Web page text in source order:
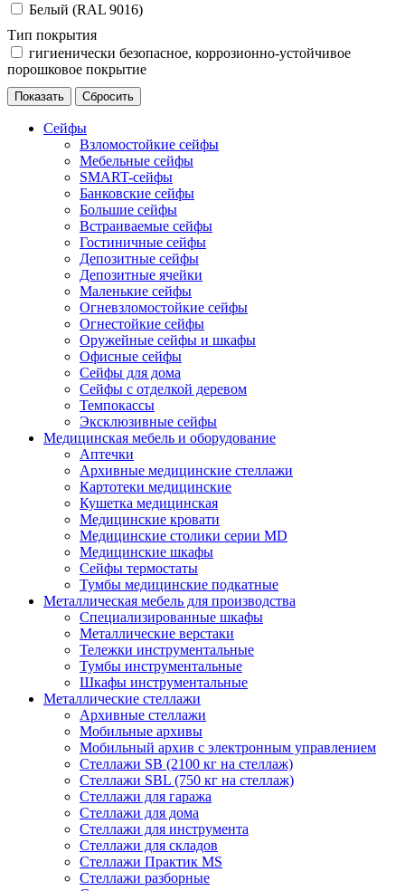
Белый (RAL 9016)
Тип покрытия
гигиенически безопасное, коррозионно-устойчивое
порошковое покрытие
Сейфы
Взломостойкие сейфы
Мебельные сейфы
SMART-сейфы
Банковские сейфы
Большие сейфы
Встраиваемые сейфы
Гостиничные сейфы
Депозитные сейфы
Депозитные ячейки
Маленькие сейфы
Огневзломостойкие сейфы
Огнестойкие сейфы
Оружейные сейфы и шкафы
Офисные сейфы
Сейфы для дома
Сейфы с отделкой деревом
Темпокассы
Эксклюзивные сейфы
Медицинская мебель и оборудование
Аптечки
Архивные медицинские стеллажи
Картотеки медицинские
Кушетка медицинская
Медицинские кровати
Медицинские столики серии MD
Медицинские шкафы
Сейфы термостаты
Тумбы медицинские подкатные
Металлическая мебель для производства
Cпециализированные шкафы
Металлические верстаки
Тележки инструментальные
Тумбы инструментальные
Шкафы инструментальные
Металлические стеллажи
Архивные стеллажи
Мобильные архивы
Мобильный архив с электронным управлением
Стеллажи SB (2100 кг на стеллаж)
Стеллажи SBL (750 кг на стеллаж)
Стеллажи для гаража
Стеллажи для дома
Стеллажи для инструмента
Стеллажи для складов
Стеллажи Практик MS
Стеллажи разборные